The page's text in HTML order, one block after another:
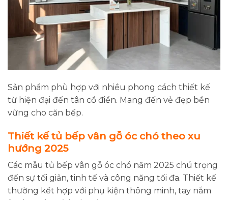
Sản phẩm phù hợp với nhiều phong cách thiết kế
từ hiện đại đến tân cổ điển. Mang đến vẻ đẹp bền
vững cho căn bếp.
Thiết kế tủ bếp vân gỗ óc chó theo xu
hướng 2025
Các mẫu tủ bếp vân gỗ óc chó năm 2025 chú trọng
đến sự tối giản, tinh tế và công năng tối đa. Thiết kế
thường kết hợp với phụ kiện thông minh, tay nắm